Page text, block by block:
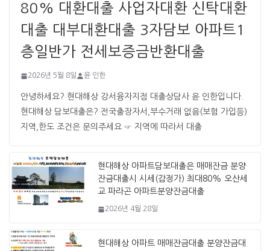
80% 대환대출 사업자대환 신탁대환
대출 대부대환대출 3자담보 아파트1
층일반가 전세보증금반환대출
2026년 5월 8일 윤 인한
안녕하세요? 현대해상 강서융자지점 대출상담사 윤 인한입니다. ​ ​
현대해상 담보대출은? 전국출장자서,부수거래 없음(보험 가입등)
지역,한도 조건은 문의주세요 ☞ 지역에 따라서 대출
현대해상 아파트담보대출은 매매잔금 분양
잔금대출시 시세(감정가) 최대80% 오산세
교 파라곤 아파트분양잔금대출
2026년 4월 28일
현대해상 아파트 매매잔금대출 분양잔금대